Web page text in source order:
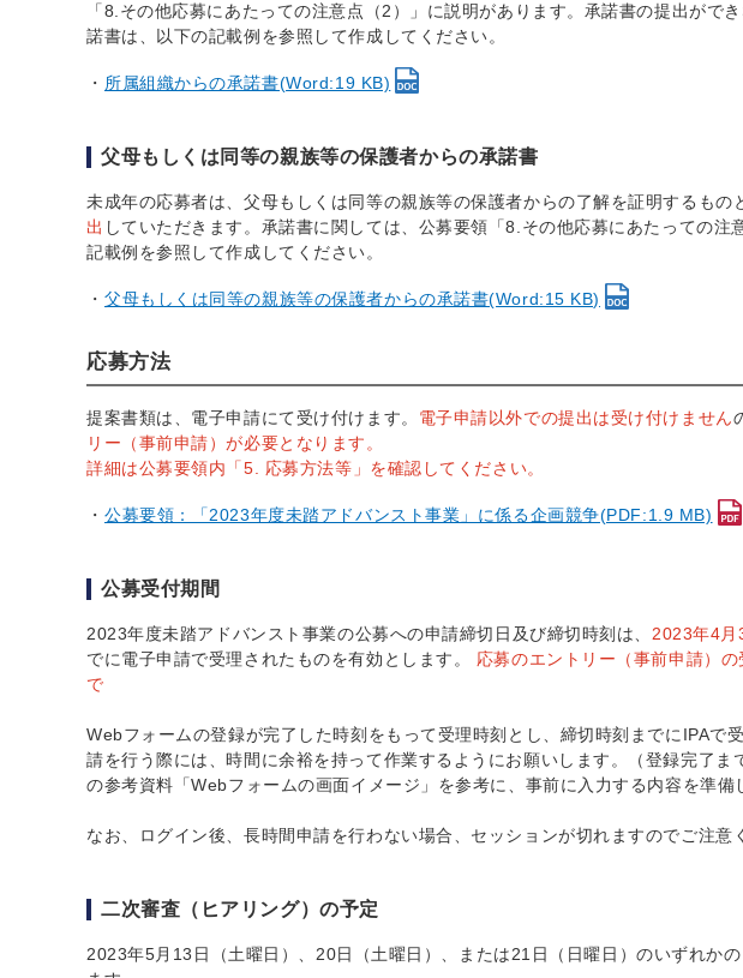
「8.その他応募にあたっての注意点（2）」に説明があります。承諾書の提出がで
諾書は、以下の記載例を参照して作成してください。
所属組織からの承諾書(Word:19 KB)
父母もしくは同等の親族等の保護者からの承諾書
未成年の応募者は、父母もしくは同等の親族等の保護者からの了解を証明するもの
出 していただきます。承諾書に関しては、公募要領「8.その他応募にあたっての
記載例を参照して作成してください。
父母もしくは同等の親族等の保護者からの承諾書(Word:15 KB)
応募方法
提案書類は、電子申請にて受け付けます。 電子申請以外での提出は受け付けません
リー（事前申請）が必要となります。
詳細は公募要領内「5. 応募方法等」を確認してください。
公募要領：「2023年度未踏アドバンスト事業」に係る企画競争(PDF:1.9 MB)
公募受付期間
2023年度未踏アドバンスト事業の公募への申請締切日及び締切時刻は、 2023年4月
でに電子申請で受理されたものを有効とします。
応募のエントリー（事前申請）
で
Webフォームの登録が完了した時刻をもって受理時刻とし、締切時刻までにIPAで
請を行う際には、時間に余裕を持って作業するようにお願いします。（登録完了
の参考資料「Webフォームの画面イメージ」を参考に、事前に入力する内容を準備
なお、ログイン後、長時間申請を行わない場合、セッションが切れますのでご注意
二次審査（ヒアリング）の予定
2023年5月13日（土曜日）、20日（土曜日）、または21日（日曜日）のいずれか